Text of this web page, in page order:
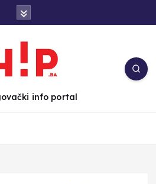
info portal